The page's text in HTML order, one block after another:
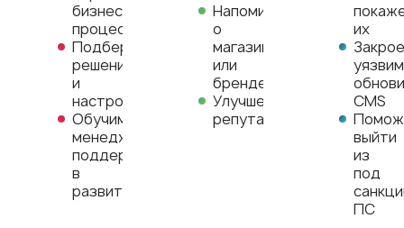
бизнес-
процессы
Подберем
решение
и
настроим
Обучим
менеджеров,
поддержим
в
развитие
Напоминание
о
магазине
или
бренде
Улучшение
репутации
их
CMS
выйти
из
под
ПС